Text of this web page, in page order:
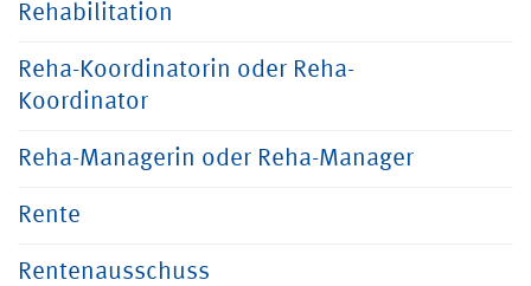
Rehabilitation
Reha-Koordinatorin oder Reha-
Koordinator
Reha-Managerin oder Reha-Manager
Rente
Rentenausschuss